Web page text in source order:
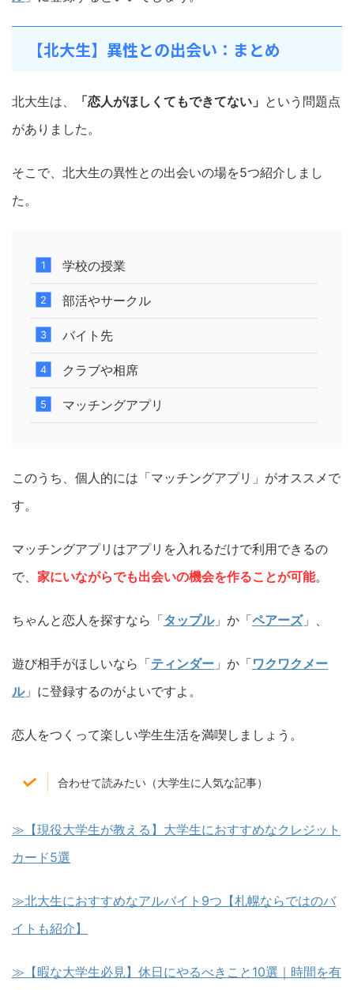
【北大生】異性との出会い：まとめ
北大生は、 「恋人がほしくてもできてない」 という問題点
がありました。
そこで、北大生の異性との出会いの場を5つ紹介しまし
た。
学校の授業
部活やサークル
バイト先
クラブや相席
マッチングアプリ
このうち、個人的には「マッチングアプリ」がオススメで
す。
マッチングアプリはアプリを入れるだけで利用できるの
で、 家にいながらでも出会いの機会を作ることが可能。
ちゃんと恋人を探すなら「タップル」か「ペアーズ」、
遊び相手がほしいなら「ティンダー 」か「ワクワクメー
ル」に登録するのがよいですよ。
恋人をつくって楽しい学生生活を満喫しましょう。
合わせて読みたい（大学生に人気な記事）
≫【現役大学生が教える】大学生におすすめなクレジット
カード5選
≫北大生におすすめなアルバイト9つ【札幌ならではのバ
イトも紹介】
≫【暇な大学生必見】休日にやるべきこと10選｜時間を有